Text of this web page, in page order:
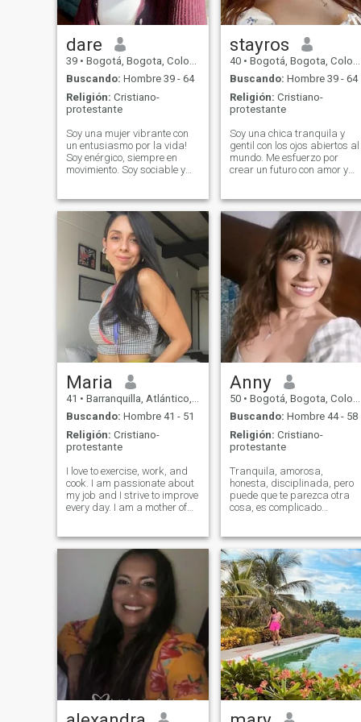
personas que me rodean.
Alegre y extrovertida....
dare
39 • Bogotá, Bogota, Colombia
Buscando: Hombre 39 - 64
Religión: Cristiano-
protestante
Soy una mujer vibrante con
un entusiasmo por la vida!
Soy enérgico, siempre en
movimiento. Soy sociable y
y escuchar atentamente. Soy
alegre y bien equilibrada. A
pesar de mi naturaleza
activa y energética valoro la
honestidad y la sinceridad
en mis relaciones con la
gente.
stayros
40 • Bogotá, Bogota, Colombia
Buscando: Hombre 39 - 64
Religión: Cristiano-
protestante
Soy una chica tranquila y
gentil con los ojos abiertos al
mundo. Me esfuerzo por
crear un futuro con amor y
Estoy acostumbrado a ser
feliz con poco. Les deseo a
todos el amor de mi vida, y a
todos los demás. Me encanta
trabajar y atenderme al
trabajo y al desarrollo
personal. Para trabajar en
mí mismo y para mí y mis
seres queridos. Siempre
encontraré tiempo para mi
otra mitad. - ¿Por qué? Y no
importa si estoy colgando de
una roca o nadando en el
océano.
Maria
41 • Barranquilla, Atlántico, Colombia
Buscando: Hombre 41 - 51
Religión: Cristiano-
protestante
I love to exercise, work, and
cook. I am passionate about
my job and I strive to improve
every day. I am a mother of
and do outdoor sports like
Anny
50 • Bogotá, Bogota, Colombia
Buscando: Hombre 44 - 58
Religión: Cristiano-
protestante
Tranquila, amorosa,
honesta, disciplinada, pero
puede que te parezca otra
cosa, es complicado
realmente a una persona es
interactuando con ella.